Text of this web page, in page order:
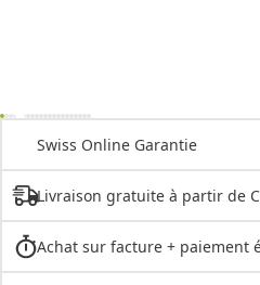
Swiss Online Garantie
Livraison gratuite à partir de
Achat sur facture + paiement